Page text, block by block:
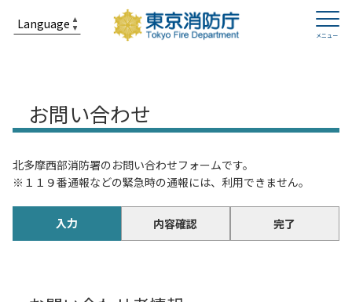
お問い合わせ
北多摩西部消防署のお問い合わせフォームです。
※１１９番通報などの緊急時の通報には、利用できません。
入力 内容確認 完了